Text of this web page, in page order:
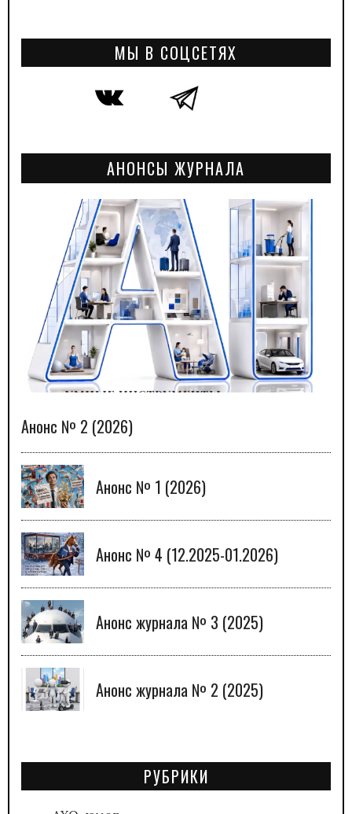
МЫ В СОЦСЕТЯХ
АНОНСЫ ЖУРНАЛА
Анонс № 2 (2026)
Анонс № 1 (2026)
Анонс № 4 (12.2025-01.2026)
Анонс журнала № 3 (2025)
Анонс журнала № 2 (2025)
РУБРИКИ